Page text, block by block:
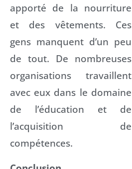
apporté de la nourriture
et des vêtements. Ces
gens manquent d’un peu
de tout. De nombreuses
organisations travaillent
avec eux dans le domaine
de l’éducation et de
l’acquisition de
compétences.